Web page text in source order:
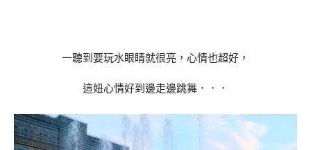
一聽到要玩水眼睛就很亮，心情也超好，
這妞心情好到邊走邊跳舞．．．